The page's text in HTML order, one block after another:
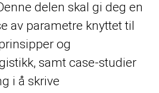
delen skal gi deg en
av parametre knyttet til
og
samt case-studier
i å skrive